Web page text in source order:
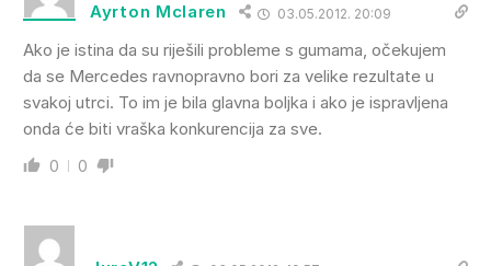
Ayrton Mclaren 03.05.2012. 20:09
Ako je istina da su riješili probleme s gumama, očekujem
da se Mercedes ravnopravno bori za velike rezultate u
svakoj utrci. To im je bila glavna boljka i ako je ispravljena
onda će biti vraška konkurencija za sve.
0 0